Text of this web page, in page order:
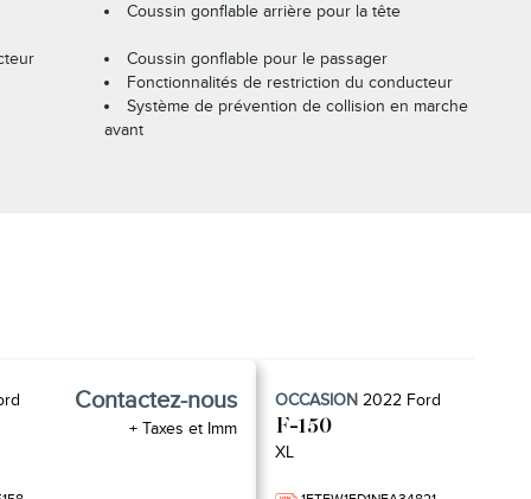
Coussin gonflable arrière pour la tête
Coussin gonflable pour le passager
Fonctionnalités de restriction du conducteur
Système de prévention de collision en marche
avant
Contactez-nous
+ Taxes et Imm
OCCASION 2022 Ford
F-150
XL